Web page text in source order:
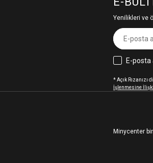
Yenilikleri ve
E-posta
* Açık
İşlenmesine
Minycenter bir